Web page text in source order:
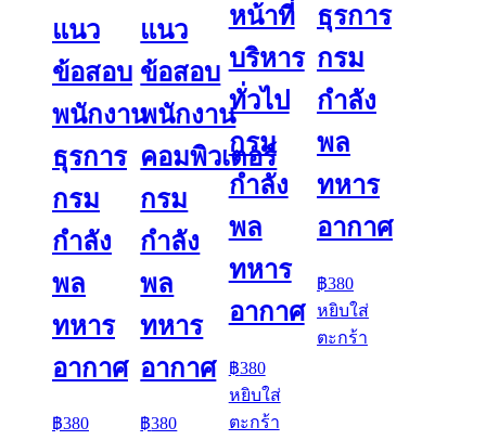
แนว
ข้อสอบ
พนักงาน
ธุรการ
กรม
กำลัง
พล
ทหาร
อากาศ
฿380
แนว
ข้อสอบ
พนักงาน
คอมพิวเตอร์
กรม
กำลัง
พล
ทหาร
อากาศ
฿380
หน้าที่
บริหาร
ทั่วไป
กรม
กำลัง
พล
ทหาร
อากาศ
฿380
หยิบใส่
ตะกร้า
ธุรการ
กรม
กำลัง
พล
ทหาร
อากาศ
฿380
หยิบใส่
ตะกร้า